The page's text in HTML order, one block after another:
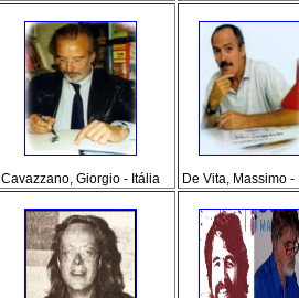
Cavazzano, Giorgio - Itália De Vita, Massimo -